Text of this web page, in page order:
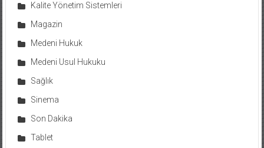
Kalite Yönetim Sistemleri
Magazin
Medeni Hukuk
Medeni Usul Hukuku
Sağlık
Sinema
Son Dakika
Tablet